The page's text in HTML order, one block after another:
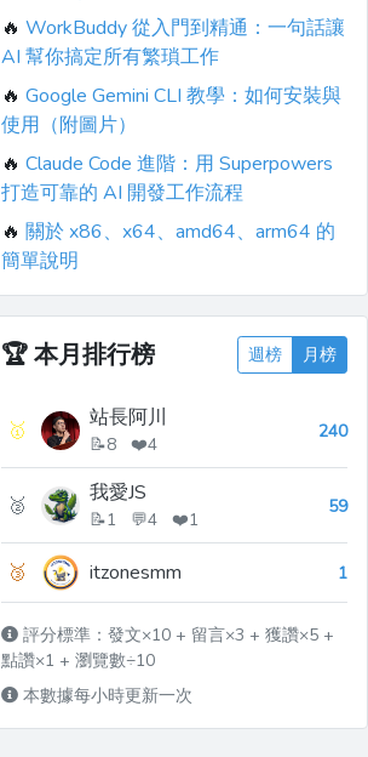
🔥 WorkBuddy 從入門到精通：一句話讓
AI 幫你搞定所有繁瑣工作
🔥 Google Gemini CLI 教學：如何安裝與
使用（附圖片）
🔥 Claude Code 進階：用 Superpowers
打造可靠的 AI 開發工作流程
🔥 關於 x86、x64、amd64、arm64 的
簡單說明
🏆本月排行榜 週榜 月榜
🥇 站長阿川
📝8 ❤️4
240
🥈 我愛JS
📝1 💬4 ❤️1
59
🥉 itzonesmm 1
評分標準：發文×10 + 留言×3 + 獲讚×5 +
點讚×1 + 瀏覽數÷10
本數據每小時更新一次